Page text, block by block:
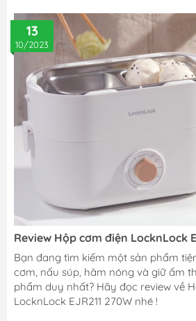
ENC541.
13
10/2023
Review Hộp cơm điện LocknLock
Bạn đang tìm kiếm một sản phẩm
cơm, nấu súp, hâm nóng và giữ ấm
phẩm duy nhất? Hãy đọc review về
LocknLock EJR211 270W nhé !